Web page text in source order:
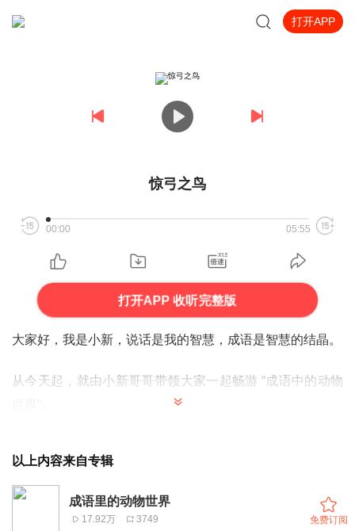
打开APP
惊弓之鸟
00:00 05:55
打开APP 收听完整版
大家好，我是小新 ，说话是我的智慧，成语是智慧的结晶。
从今天起，就由小新哥哥带领大家一起畅游 “成语中的动物
会感到十分害怕。
小偷在偷东西的时候，被警察叔叔给发现了，他就
以上内容来自专辑
成语里的动物世界
17.92万 3749 免费订阅